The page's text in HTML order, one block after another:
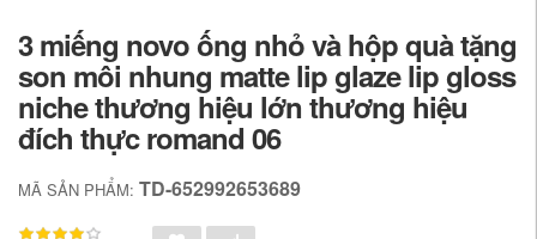
3 miếng novo ống nhỏ và hộp quà tặng
son môi nhung matte lip glaze lip gloss
niche thương hiệu lớn thương hiệu
đích thực romand 06
MÃ SẢN PHẨM: TD-652992653689